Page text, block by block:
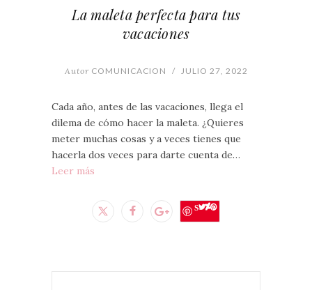
La maleta perfecta para tus
vacaciones
AutorCOMUNICACION / JULIO 27, 2022
Cada año, antes de las vacaciones, llega el
dilema de cómo hacer la maleta. ¿Quieres
meter muchas cosas y a veces tienes que
hacerla dos veces para darte cuenta de…
Leer más
Save